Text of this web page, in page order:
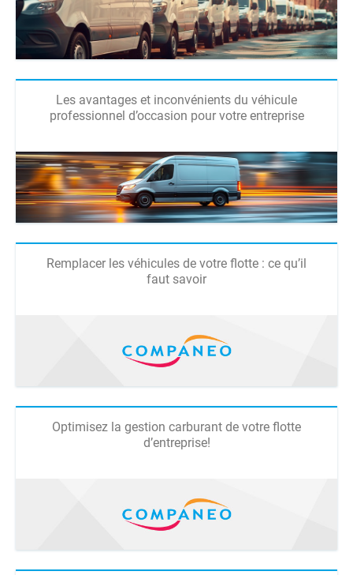
Les avantages et inconvénients du véhicule
professionnel d’occasion pour votre entreprise
Remplacer les véhicules de votre flotte : ce qu’il
faut savoir
Optimisez la gestion carburant de votre flotte
d’entreprise!